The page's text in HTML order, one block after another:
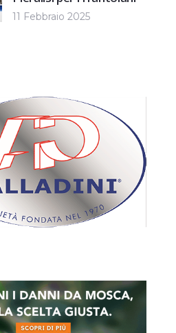
11 Febbraio 2025